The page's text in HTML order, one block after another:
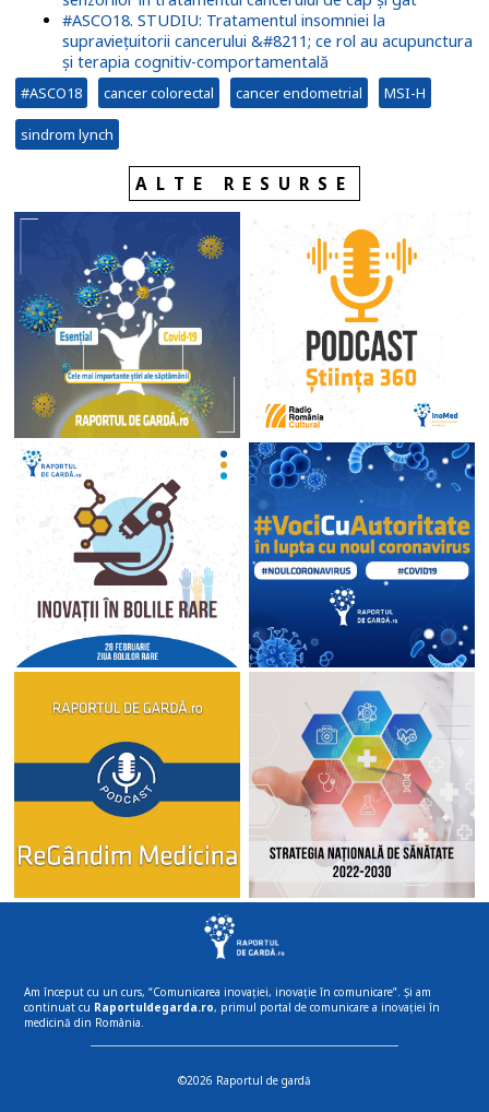
#ASCO18. STUDIU: Tratamentul insomniei la
supraviețuitorii cancerului &#8211; ce rol au acupunctura
și terapia cognitiv-comportamentală
#ASCO18 cancer colorectal cancer endometrial MSI-H
sindrom lynch
ALTE RESURSE
Am început cu un curs, “Comunicarea inovației, inovație în comunicare”. Și am
continuat cu Raportuldegarda.ro, primul portal de comunicare a inovației în
medicină din România.
©2026 Raportul de gardă